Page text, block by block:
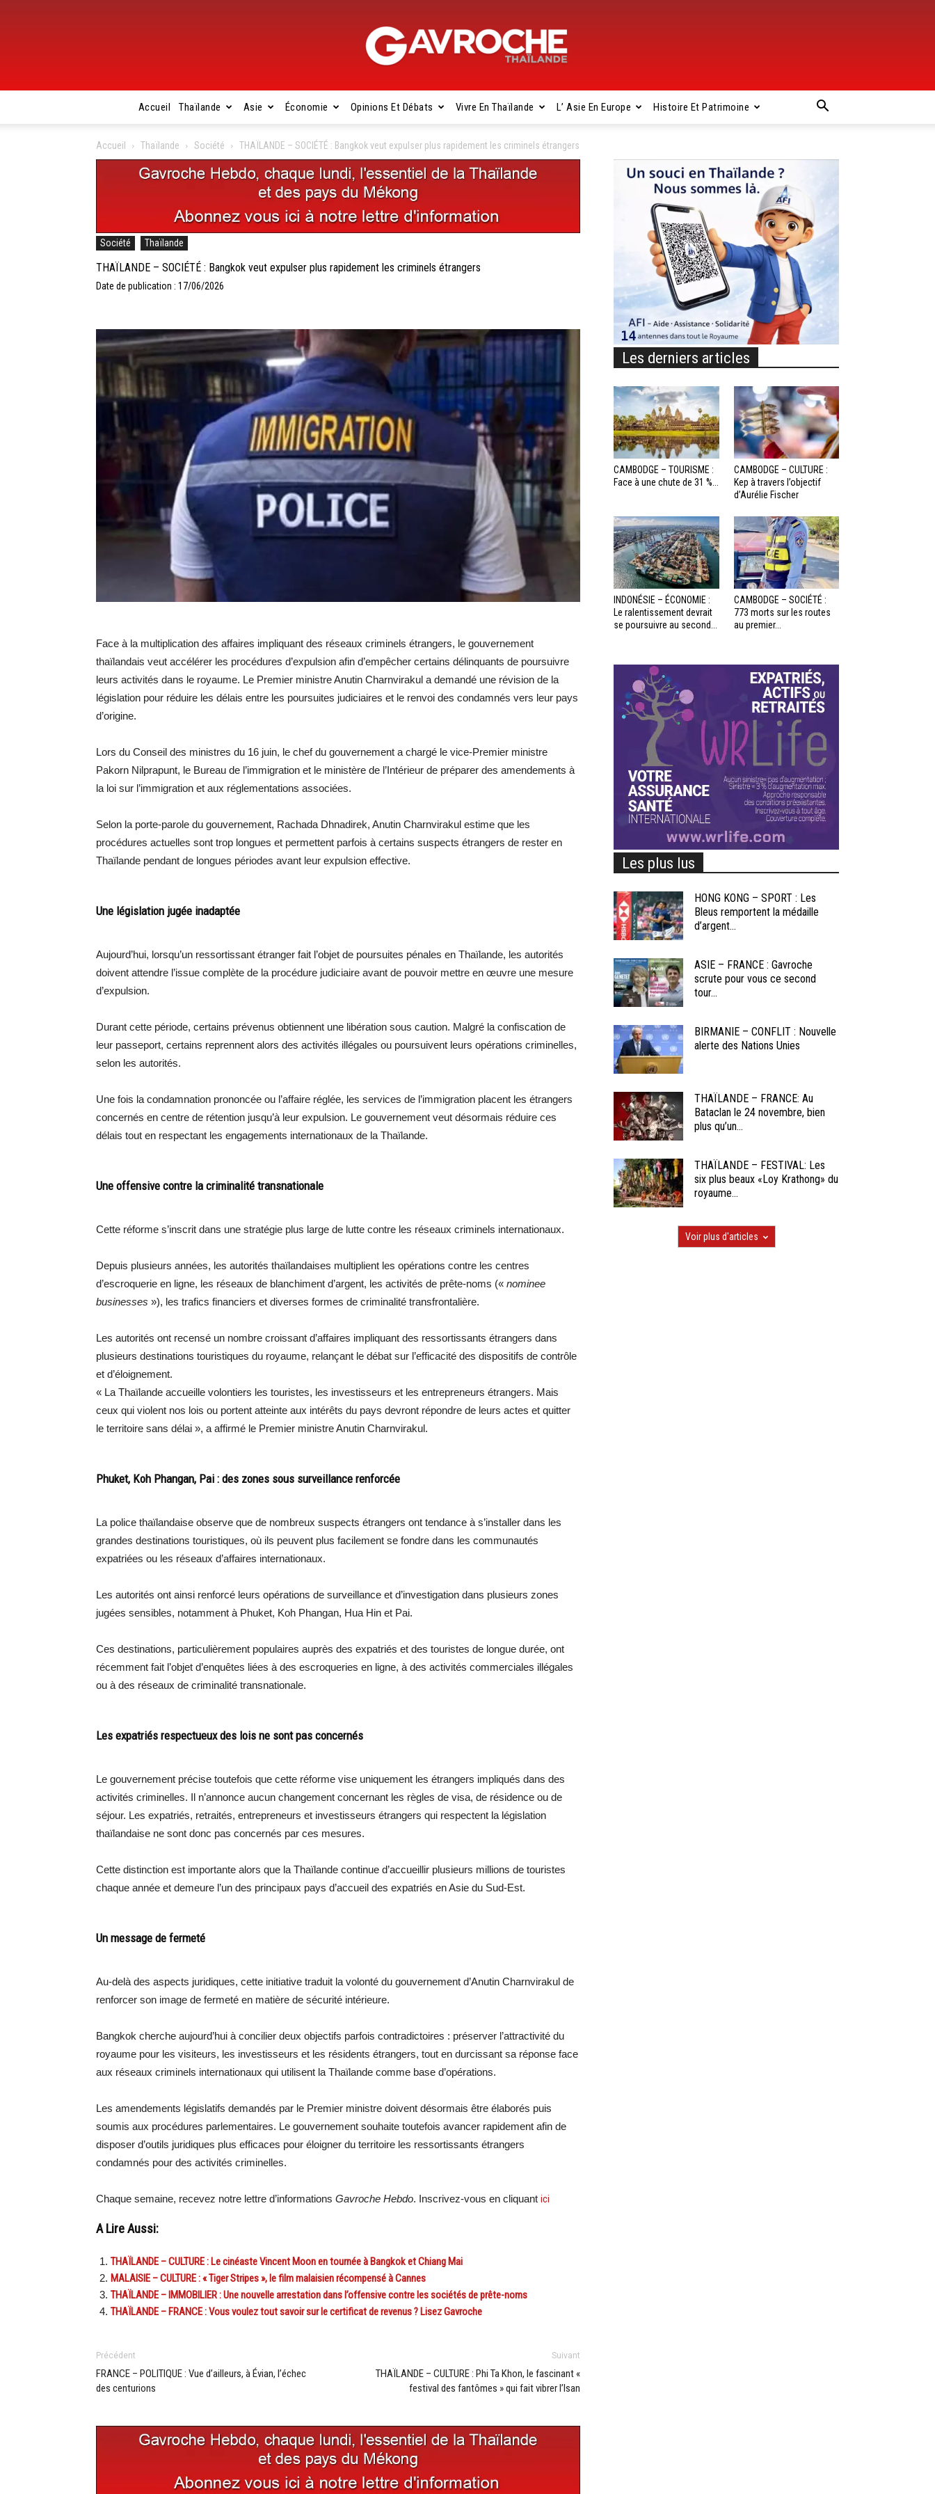
Gavroche
Accueil Thaïlande Asie Économie Opinions Et Débats Vivre En Thaïlande L’ Asie En Europe Histoire Et Patrimoine
Accueil Thaïlande Société THAÏLANDE – SOCIÉTÉ : Bangkok veut expulser plus rapidement les criminels étrangers
Société Thaïlande
THAÏLANDE – SOCIÉTÉ : Bangkok veut expulser plus rapidement les criminels étrangers
Date de publication : 17/06/2026
Face à la multiplication des affaires impliquant des réseaux criminels étrangers, le gouvernement
thaïlandais veut accélérer les procédures d’expulsion afin d’empêcher certains délinquants de poursuivre
leurs activités dans le royaume. Le Premier ministre Anutin Charnvirakul a demandé une révision de la
législation pour réduire les délais entre les poursuites judiciaires et le renvoi des condamnés vers leur pays
d’origine.
Lors du Conseil des ministres du 16 juin, le chef du gouvernement a chargé le vice-Premier ministre
Pakorn Nilprapunt, le Bureau de l’immigration et le ministère de l’Intérieur de préparer des amendements à
la loi sur l’immigration et aux réglementations associées.
Selon la porte-parole du gouvernement, Rachada Dhnadirek, Anutin Charnvirakul estime que les
procédures actuelles sont trop longues et permettent parfois à certains suspects étrangers de rester en
Thaïlande pendant de longues périodes avant leur expulsion effective.
Une législation jugée inadaptée
Aujourd’hui, lorsqu’un ressortissant étranger fait l’objet de poursuites pénales en Thaïlande, les autorités
doivent attendre l’issue complète de la procédure judiciaire avant de pouvoir mettre en œuvre une mesure
d’expulsion.
Durant cette période, certains prévenus obtiennent une libération sous caution. Malgré la confiscation de
leur passeport, certains reprennent alors des activités illégales ou poursuivent leurs opérations criminelles,
selon les autorités.
Une fois la condamnation prononcée ou l’affaire réglée, les services de l’immigration placent les étrangers
concernés en centre de rétention jusqu’à leur expulsion. Le gouvernement veut désormais réduire ces
délais tout en respectant les engagements internationaux de la Thaïlande.
Une offensive contre la criminalité transnationale
Cette réforme s’inscrit dans une stratégie plus large de lutte contre les réseaux criminels internationaux.
Depuis plusieurs années, les autorités thaïlandaises multiplient les opérations contre les centres
d’escroquerie en ligne, les réseaux de blanchiment d’argent, les activités de prête-noms (« nominee
businesses »), les trafics financiers et diverses formes de criminalité transfrontalière.
Les autorités ont recensé un nombre croissant d’affaires impliquant des ressortissants étrangers dans
plusieurs destinations touristiques du royaume, relançant le débat sur l’efficacité des dispositifs de contrôle
et d’éloignement.
« La Thaïlande accueille volontiers les touristes, les investisseurs et les entrepreneurs étrangers. Mais
ceux qui violent nos lois ou portent atteinte aux intérêts du pays devront répondre de leurs actes et quitter
le territoire sans délai », a affirmé le Premier ministre Anutin Charnvirakul.
Phuket, Koh Phangan, Pai : des zones sous surveillance renforcée
La police thaïlandaise observe que de nombreux suspects étrangers ont tendance à s’installer dans les
grandes destinations touristiques, où ils peuvent plus facilement se fondre dans les communautés
expatriées ou les réseaux d’affaires internationaux.
Les autorités ont ainsi renforcé leurs opérations de surveillance et d’investigation dans plusieurs zones
jugées sensibles, notamment à Phuket, Koh Phangan, Hua Hin et Pai.
Ces destinations, particulièrement populaires auprès des expatriés et des touristes de longue durée, ont
récemment fait l’objet d’enquêtes liées à des escroqueries en ligne, à des activités commerciales illégales
ou à des réseaux de criminalité transnationale.
Les expatriés respectueux des lois ne sont pas concernés
Le gouvernement précise toutefois que cette réforme vise uniquement les étrangers impliqués dans des
activités criminelles. Il n’annonce aucun changement concernant les règles de visa, de résidence ou de
séjour. Les expatriés, retraités, entrepreneurs et investisseurs étrangers qui respectent la législation
thaïlandaise ne sont donc pas concernés par ces mesures.
Cette distinction est importante alors que la Thaïlande continue d’accueillir plusieurs millions de touristes
chaque année et demeure l’un des principaux pays d’accueil des expatriés en Asie du Sud-Est.
Un message de fermeté
Au-delà des aspects juridiques, cette initiative traduit la volonté du gouvernement d’Anutin Charnvirakul de
renforcer son image de fermeté en matière de sécurité intérieure.
Bangkok cherche aujourd’hui à concilier deux objectifs parfois contradictoires : préserver l’attractivité du
royaume pour les visiteurs, les investisseurs et les résidents étrangers, tout en durcissant sa réponse face
aux réseaux criminels internationaux qui utilisent la Thaïlande comme base d’opérations.
Les amendements législatifs demandés par le Premier ministre doivent désormais être élaborés puis
soumis aux procédures parlementaires. Le gouvernement souhaite toutefois avancer rapidement afin de
disposer d’outils juridiques plus efficaces pour éloigner du territoire les ressortissants étrangers
condamnés pour des activités criminelles.
Chaque semaine, recevez notre lettre d’informations Gavroche Hebdo. Inscrivez-vous en cliquant ici
A Lire Aussi:
THAÏLANDE – CULTURE : Le cinéaste Vincent Moon en tournée à Bangkok et Chiang Mai
MALAISIE – CULTURE : « Tiger Stripes », le film malaisien récompensé à Cannes
THAÏLANDE – IMMOBILIER : Une nouvelle arrestation dans l’offensive contre les sociétés de prête-noms
THAÏLANDE – FRANCE : Vous voulez tout savoir sur le certificat de revenus ? Lisez Gavroche
Précédent
FRANCE – POLITIQUE : Vue d’ailleurs, à Évian, l’échec
des centurions
Suivant
THAÏLANDE – CULTURE : Phi Ta Khon, le fascinant «
festival des fantômes » qui fait vibrer l’Isan
Les derniers articles
CAMBODGE – TOURISME :
Face à une chute de 31 %...
CAMBODGE – CULTURE :
Kep à travers l’objectif
d’Aurélie Fischer
INDONÉSIE – ÉCONOMIE :
Le ralentissement devrait
se poursuivre au second...
CAMBODGE – SOCIÉTÉ :
773 morts sur les routes
au premier...
Les plus lus
HONG KONG – SPORT : Les
Bleus remportent la médaille
d’argent...
ASIE – FRANCE : Gavroche
scrute pour vous ce second
tour...
BIRMANIE – CONFLIT : Nouvelle
alerte des Nations Unies
THAÏLANDE – FRANCE: Au
Bataclan le 24 novembre, bien
plus qu’un...
THAÏLANDE – FESTIVAL: Les
six plus beaux «Loy Krathong» du
royaume...
Voir plus d'articles